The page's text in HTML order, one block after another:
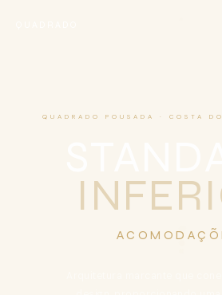
QUADRADO POUSADA · COSTA